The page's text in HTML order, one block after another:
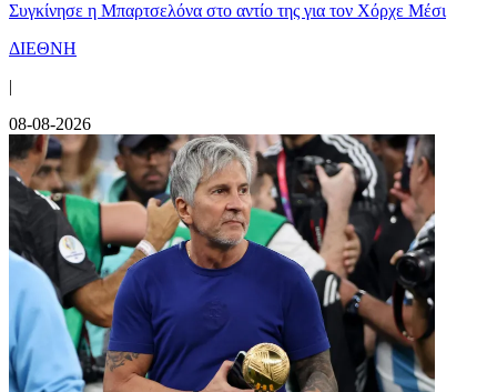
Συγκίνησε η Μπαρτσελόνα στο αντίο της για τον Χόρχε Μέσι
ΔΙΕΘΝΗ
|
08-08-2026